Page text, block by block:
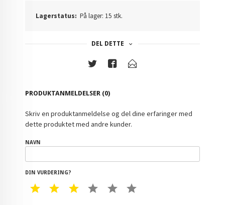
Lagerstatus: På lager: 15 stk.
DEL DETTE
PRODUKTANMELDELSER (0)
Skriv en produktanmeldelse og del dine erfaringer med
dette produktet med andre kunder.
NAVN
DIN VURDERING?
1 STAR2 STAR3 STAR4 STAR5 STAR